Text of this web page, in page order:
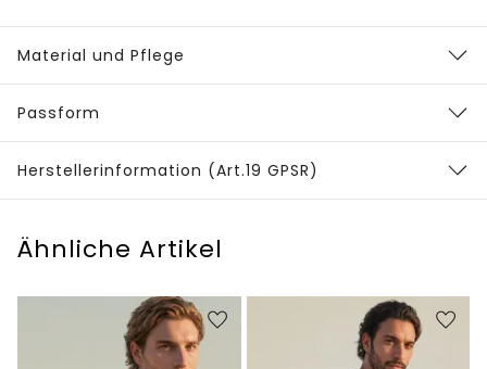
Material und Pflege
Passform
Herstellerinformation (Art.19 GPSR)
Ähnliche Artikel